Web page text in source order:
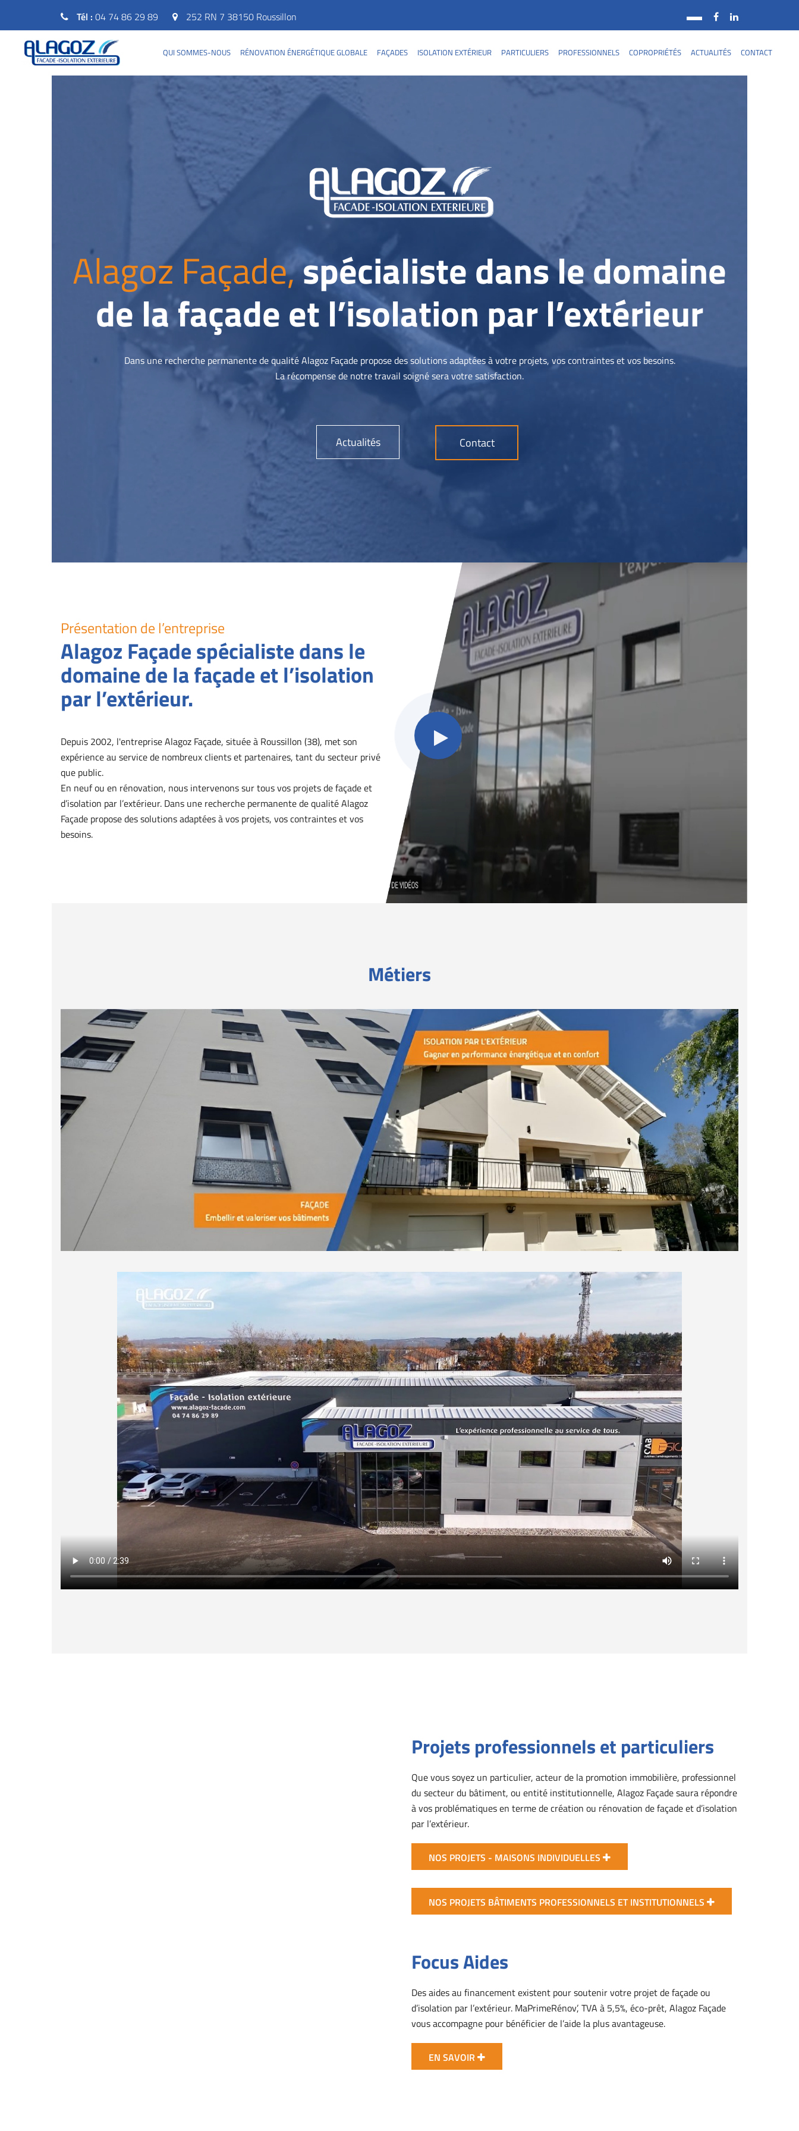
Tél : 04 74 86 29 89 252 RN 7 38150 Roussillon
QUI SOMMES-NOUS RÉNOVATION ÉNERGÉTIQUE GLOBALE FAÇADES ISOLATION EXTÉRIEUR PARTICULIERS PROFESSIONNELS COPROPRIÉTÉS ACTUALITÉS CONTACT
Alagoz Façade,spécialiste dans le domaine
de la façade et l’isolation par l’extérieur
Dans une recherche permanente de qualité Alagoz Façade propose des solutions adaptées à votre projets, vos contraintes et vos besoins.
La récompense de notre travail soigné sera votre satisfaction.
Actualités Contact
Présentation de l’entreprise
Alagoz Façade spécialiste dans le
domaine de la façade et l’isolation
par l’extérieur.
Depuis 2002, l'entreprise Alagoz Façade, située à Roussillon (38), met son
expérience au service de nombreux clients et partenaires, tant du secteur privé
que public.
En neuf ou en rénovation, nous intervenons sur tous vos projets de façade et
d’isolation par l’extérieur. Dans une recherche permanente de qualité Alagoz
Façade propose des solutions adaptées à vos projets, vos contraintes et vos
besoins.
Métiers
Projets professionnels et particuliers
Que vous soyez un particulier, acteur de la promotion immobilière, professionnel
du secteur du bâtiment, ou entité institutionnelle, Alagoz Façade saura répondre
à vos problématiques en terme de création ou rénovation de façade et d’isolation
par l’extérieur.
NOS PROJETS - MAISONS INDIVIDUELLES
NOS PROJETS BÂTIMENTS PROFESSIONNELS ET INSTITUTIONNELS
Focus Aides
Des aides au financement existent pour soutenir votre projet de façade ou
d’isolation par l’extérieur. MaPrimeRénov’, TVA à 5,5%, éco-prêt, Alagoz Façade
vous accompagne pour bénéficier de l’aide la plus avantageuse.
EN SAVOIR